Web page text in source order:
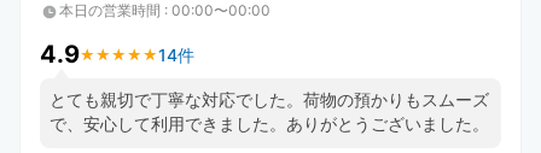
本日の営業時間 : 00:00〜00:00
4.9★ ★ ★ ★ ★
★ ★ ★ ★ ★14件
とても親切で丁寧な対応でした。荷物の預かりもスムーズ
で、安心して利用できました。ありがとうございました。